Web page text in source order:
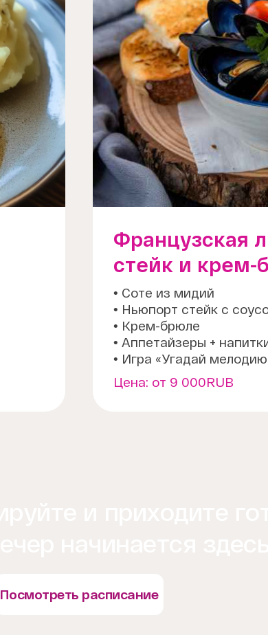
Французская
стейк и крем-
• Соте из мидий
• Ньюпорт стейк с
• Крем-брюле
• Аппетайзеры +
• Игра «Угадай
Цена: от 9 000RUB
Посмотреть расписание